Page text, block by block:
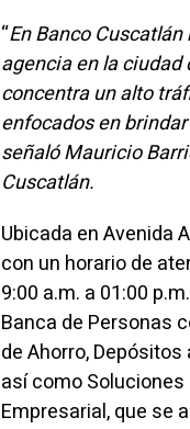
“En Banco
agencia en la
concentra un alto
enfocados en
señaló Mauricio
Cuscatlán.
Ubicada en Avenida
con un horario de
9:00 a.m. a 01:00
Banca de Personas
de Ahorro,
así como
Empresarial, que se